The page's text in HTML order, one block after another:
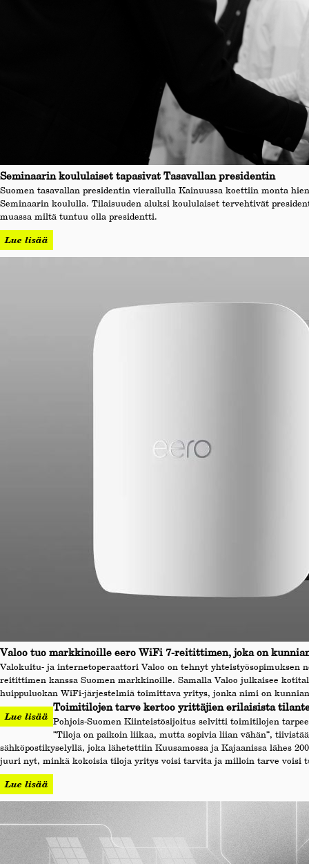
Seminaarin koululaiset tapasivat Tasavallan presidentin
Suomen tasavallan presidentin vierailulla Kainuussa koettiin monta
Seminaarin koululla. Tilaisuuden aluksi koululaiset tervehtivät
muassa miltä tuntuu olla presidentti.
Lue lisää
Valoo tuo markkinoille eero WiFi 7-reitittimen, joka on
Valokuitu- ja internetoperaattori Valoo on tehnyt yhteistyösopimuksen
reitittimen kanssa Suomen markkinoille. Samalla Valoo julkaisee
huippuluokan WiFi-järjestelmiä toimittava yritys, jonka nimi on
Lue lisää
Toimitilojen tarve kertoo yrittäjien erilaisista
Pohjois-Suomen Kiinteistösijoitus selvitti toimitilojen
”Tiloja on paikoin liikaa, mutta sopivia liian vähän”,
sähköpostikyselyllä, joka lähetettiin Kuusamossa ja Kajaanissa lähes
juuri nyt, minkä kokoisia tiloja yritys voisi tarvita ja milloin tarve voisi
Lue lisää